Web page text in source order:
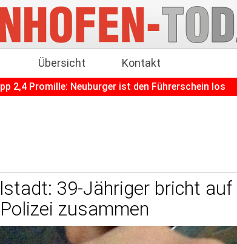
Übersicht Kontakt
Neuburger ist den Führerschein los +++
39-Jähriger bricht auf
zusammen